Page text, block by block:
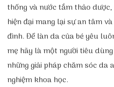
thống và nước tắm thảo
hiện đại mang lại sự an tâm
đình. Để làn da của bé yêu
mẹ hãy là một người tiêu
những giải pháp chăm sóc da
nghiệm khoa học.